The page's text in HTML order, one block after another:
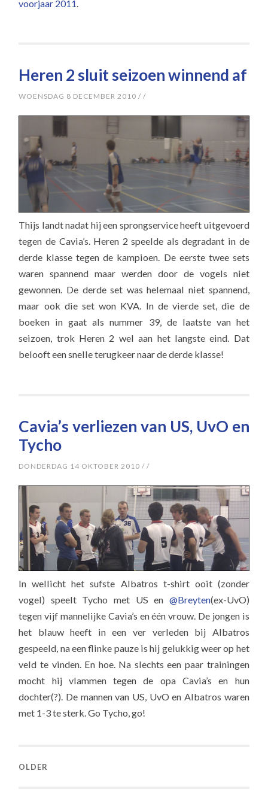
voorjaar 2011
Heren 2 sluit seizoen winnend af
WOENSDAG 8 DECEMBER 2010 //
Thijs landt nadat hij een sprongservice heeft uitgevoerd
tegen de Cavia’s. Heren 2 speelde als degradant in de
derde klasse tegen de kampioen. De eerste twee sets
waren spannend maar werden door de vogels niet
gewonnen. De derde set was helemaal niet spannend,
maar ook die set won KVA. In de vierde set, die de
boeken in gaat als nummer 39, de laatste van het
seizoen, trok Heren 2 wel aan het langste eind. Dat
belooft een snelle terugkeer naar de derde klasse!
Cavia’s verliezen van US, UvO en
Tycho
DONDERDAG 14 OKTOBER 2010 //
In wellicht het sufste Albatros t-shirt ooit (zonder
vogel) speelt Tycho met US en @Breyten(ex-UvO)
tegen vijf mannelijke Cavia’s en één vrouw. De jongen is
het blauw heeft in een ver verleden bij Albatros
gespeeld, na een flinke pauze is hij gelukkig weer op het
veld te vinden. En hoe. Na slechts een paar trainingen
mocht hij vlammen tegen de opa Cavia’s en hun
dochter(?). De mannen van US, UvO en Albatros waren
met 1-3 te sterk. Go Tycho, go!
OLDER